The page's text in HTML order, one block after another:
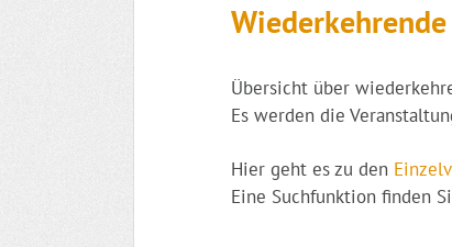
Übersicht über
Es werden die
Hier geht es zu den
Eine Suchfunktion finden